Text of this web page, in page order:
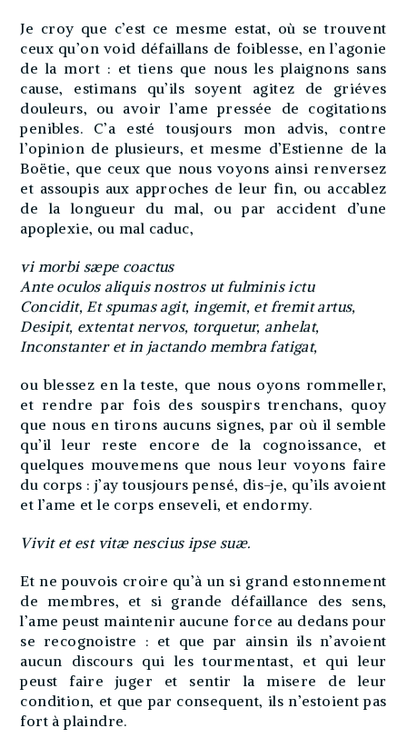
Je croy que c’est ce mesme estat, où se trouvent
ceux qu’on void défaillans de foiblesse, en l’agonie
de la mort : et tiens que nous les plaignons sans
cause, estimans qu’ils soyent agitez de griéves
douleurs, ou avoir l’ame pressée de cogitations
penibles. C’a esté tousjours mon advis, contre
l’opinion de plusieurs, et mesme d’Estienne de la
Boëtie, que ceux que nous voyons ainsi renversez
et assoupis aux approches de leur fin, ou accablez
de la longueur du mal, ou par accident d’une
apoplexie, ou mal caduc,
vi morbi sæpe coactus
Ante oculos aliquis nostros ut fulminis ictu
Concidit, Et spumas agit, ingemit, et fremit artus,
Desipit, extentat nervos, torquetur, anhelat,
Inconstanter et in jactando membra fatigat,
ou blessez en la teste, que nous oyons rommeller,
et rendre par fois des souspirs trenchans, quoy
que nous en tirons aucuns signes, par où il semble
qu’il leur reste encore de la cognoissance, et
quelques mouvemens que nous leur voyons faire
du corps : j’ay tousjours pensé, dis-je, qu’ils avoient
et l’ame et le corps enseveli, et endormy.
Vivit et est vitæ nescius ipse suæ.
Et ne pouvois croire qu’à un si grand estonnement
de membres, et si grande défaillance des sens,
l’ame peust maintenir aucune force au dedans pour
se recognoistre : et que par ainsin ils n’avoient
aucun discours qui les tourmentast, et qui leur
peust faire juger et sentir la misere de leur
condition, et que par consequent, ils n’estoient pas
fort à plaindre.